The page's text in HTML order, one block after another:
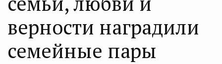
верности наградили
семейные пары